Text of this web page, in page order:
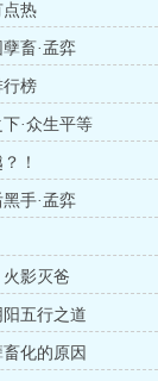
点热
畜·孟弈
行榜
·众生平等
！
手·孟弈
影灭爸
五行之道
化的原因